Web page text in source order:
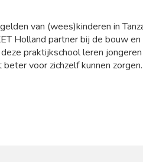
van (wees)kinderen in
Holland partner bij de bouw
praktijkschool leren
voor zichzelf kunnen zorgen.